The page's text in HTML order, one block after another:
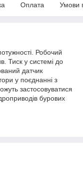
Оплата Умови
Робочий
Тиск у системі до
датчик
у поєднанні з
застосовуватися
бурових